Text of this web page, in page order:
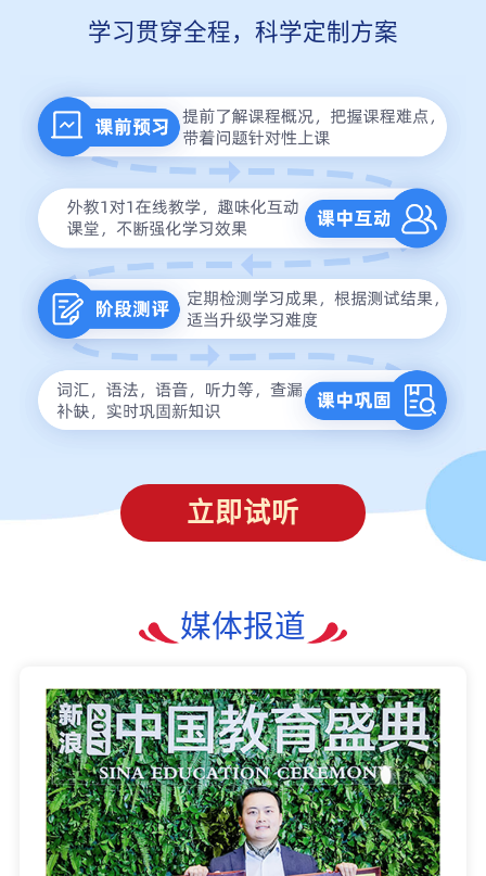
学习贯穿全程，科学定制方案
立即试听
媒体报道